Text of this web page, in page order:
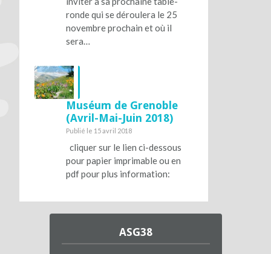
ronde qui se déroulera le 25
novembre prochain et où il
sera…
Muséum de Grenoble
(Avril-Mai-Juin 2018)
Publié le 15 avril 2018
cliquer sur le lien ci-dessous
pour papier imprimable ou en
pdf pour plus information:
ASG38